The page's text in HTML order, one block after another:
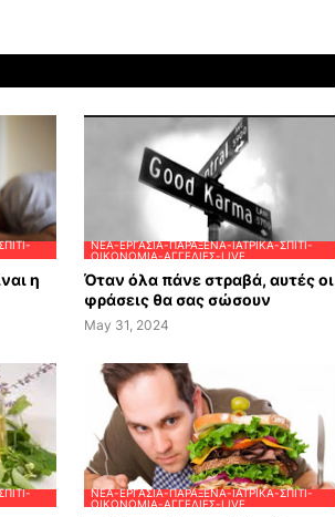
η
ΝΈΑ-ΕΡΓΑΣΊΑ-ΠΑΡΆΞΕΝΑ-ΙΑΤΡΙΚΆ-ΣΠΊΤΙ-
ΟΙΚΟΝΟΜΊΑ-ΑΓΓΕΛΊΕΣ-LIVE
Όταν όλα πάνε στραβά, αυτές οι
φράσεις θα σας σώσουν
May 31, 2024
ΝΈΑ-ΕΡΓΑΣΊΑ-ΠΑΡΆΞΕΝΑ-ΙΑΤΡΙΚΆ-ΣΠΊΤΙ-
ΟΙΚΟΝΟΜΊΑ-ΑΓΓΕΛΊΕΣ-LIVE